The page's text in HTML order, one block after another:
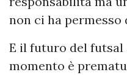
non ci ha permesso
E il futuro del futsal
momento è